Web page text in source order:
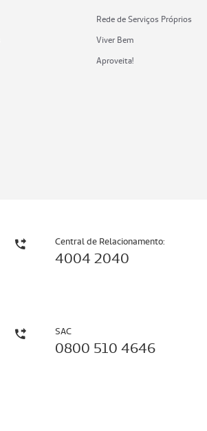
Rede de Serviços Próprios
Viver Bem
Aproveita!
Central de Relacionamento:
4004 2040
SAC
0800 510 4646